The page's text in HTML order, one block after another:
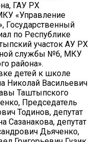
ГАУ РХ
«Управление
Государственный
по Республике
участок АУ РХ
службы №6, МКУ
района».
детей к школе
Николай Васильевич
Таштыпского
Председатель
Тодинов, депутат
Сазанакова, депутат
Дьяченко,